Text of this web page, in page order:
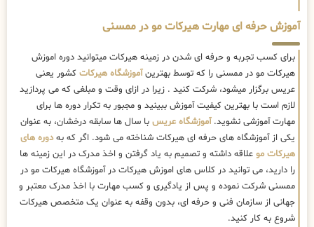
آموزش حرفه ای مهارت هیرکات مو در ممسنی
برای کسب تجربه و حرفه ای شدن در زمینه هیرکات میتوانید دوره اموزش
هیرکات مو در ممسنی را که توسط بهترینآموزشگاه هیرکات کشور یعنی
عریس برگزار میشود، شرکت کنید . زیرا در ازای وقت و مبلغی که می پردازید
لازم است با بهترین کیفیت آموزش ببینید و مجبور به تکرار دوره ها برای
مهارت آموزشی نشوید.آموزشگاه عریس با سال ها سابقه درخشان، به عنوان
یکی از آموزشگاه های حرفه ای هیرکات شناخته می شود. اگر که بهدوره های
هیرکات مو علاقه داشته و تصمیم به یاد گرفتن و اخذ مدرک در این زمینه ها
را دارید، می توانید در کلاس های اموزش هیرکات در آموزشگاه هیرکات مو در
ممسنی شرکت نموده و پس از یادگیری و کسب مهارت با اخذ مدرک معتبر و
جهانی از سازمان فنی و حرفه ای، بدون وقفه به عنوان یک متخصص هیرکات
شروع به کار کنید.